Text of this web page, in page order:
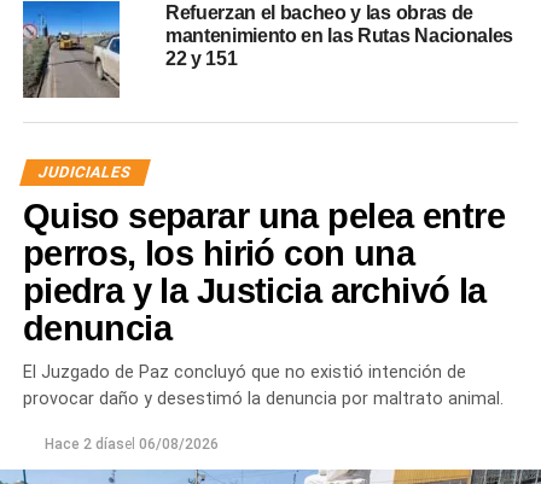
Refuerzan el bacheo y las obras de
mantenimiento en las Rutas Nacionales
22 y 151
JUDICIALES
Quiso separar una pelea entre
perros, los hirió con una
piedra y la Justicia archivó la
denuncia
El Juzgado de Paz concluyó que no existió intención de
provocar daño y desestimó la denuncia por maltrato animal.
Hace 2 díasel 06/08/2026